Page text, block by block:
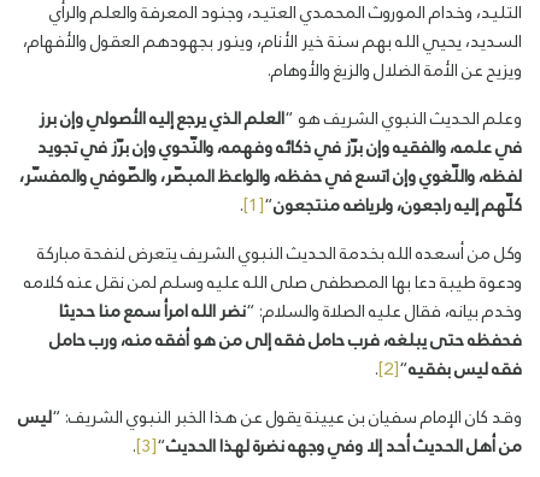
التليد، وخدام الموروث المحمدي العتيد، وجنود المعرفة والعلم والرأي
السديد، يحيي الله بهم سنة خير الأنام، وينور بجهودهم العقول والأفهام،
ويزيح عن الأمة الضلال والزيغ والأوهام.
وعلم الحديث النبوي الشريف هو “العلم الذي يرجع إليه الأصولي وإن برز
في علمه،والفقيه وإن برّز في ذكائه وفهمه، والنّحوي وإن برّز في تجويد
لفظه، واللّغوي وإن اتسع في حفظه، والواعظ المبصّر، والصّوفي والمفسّر،
كلّهم إليه راجعون، ولرياضه منتجعون“
[1]
.
وكل من أسعده الله بخدمة الحديث النبوي الشريف يتعرض لنفحة مباركة
ودعوة طيبة دعا بها المصطفى صلى الله عليه وسلم لمن نقل عنه كلامه
وخدم بيانه، فقال عليه الصلاة والسلام: “نضراللهامرأسمعمناحديثا
فحفظهحتىيبلغه،فربحاملفقهإلىمنهوأفقهمنه،وربحامل
فقهليسبفقيه“
[2]
.
وقد كان الإمام سفيان بن عيينة يقول عن هذا الخبر النبوي الشريف: “ليس
منأهلالحديثأحدإلاوفيوجههنضرةلهذا الحديث“
[3]
.